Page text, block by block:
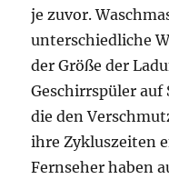
je zuvor.
unterschiedliche
der Größe der
Geschirrspüler auf
die den
ihre Zykluszeiten
Fernseher haben